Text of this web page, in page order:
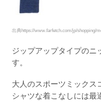
出典https://www.farfetch.com/jp/shopping/
ジップアップタイプのニ
す。
大人のスポーツミックス
シャツな着こなしには最